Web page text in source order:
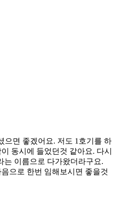
으면 좋겠어요. 저도 1호기를 하
동시에 들었던것 같아요. 다시
는 이름으로 다가왔더라구요.
으로 한번 임해보시면 좋을것